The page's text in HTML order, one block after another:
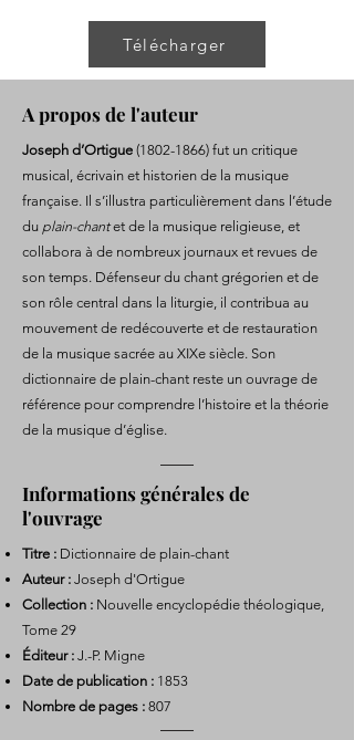
Télécharger
A propos de l'auteur
Joseph d’Ortigue (1802-1866) fut un critique
musical, écrivain et historien de la musique
française. Il s’illustra particulièrement dans l’étude
du plain-chantet de la musique religieuse, et
collabora à de nombreux journaux et revues de
son temps. Défenseur du chant grégorien et de
son rôle central dans la liturgie, il contribua au
mouvement de redécouverte et de restauration
de la musique sacrée au XIXe siècle. Son
dictionnaire de plain-chant reste un ouvrage de
référence pour comprendre l’histoire et la théorie
de la musique d’église.
Informations générales de
l'ouvrage
Titre : Dictionnaire de plain-chant
Auteur : Joseph d'Ortigue
Collection : Nouvelle encyclopédie théologique,
Tome 29
Éditeur : J.-P. Migne
Date de publication : 1853
Nombre de pages : 807